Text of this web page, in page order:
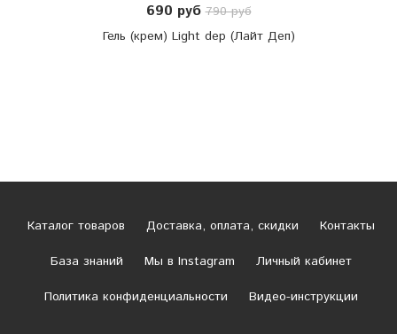
690 руб790 руб
Гель (крем) Light dep (Лайт Деп)
Каталог товаров Доставка, оплата, скидки
Контакты
База знаний
Мы в Instagram
Личный кабинет
Политика конфиденциальности
Видео-инструкции